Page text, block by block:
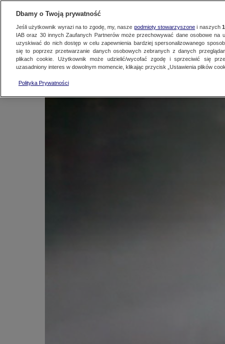
KONTAKT24
W środku śnieżycy.
Kontakt24
Dbamy o Twoją prywatność
Jeśli użytkownik wyrazi na to zgodę, my, nasze podmioty stowarzyszonei naszych
IAB oraz 30innych Zaufanych Partnerów może przechowywać dane osobowe na
uzyskiwać do nich dostęp w celu zapewnienia bardziej spersonalizowanego
się to poprzez przetwarzanie danych osobowych zebranych z danych
plikach cookie. Użytkownik może udzielić/wycofać zgodę i sprzeciwić się
uzasadniony interes w dowolnym momencie, klikając przycisk „Ustawienia plików
Polityka Prywatności